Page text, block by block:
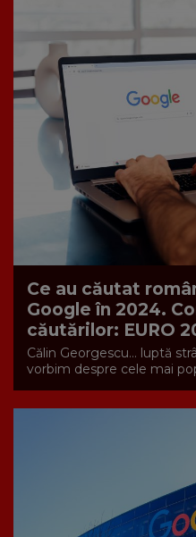
Ce au căutat
Google în 2024.
căutărilor: EURO
Călin Georgescu… luptă
vorbim despre cele mai